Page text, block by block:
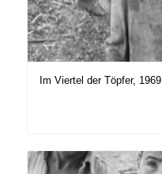
Im Viertel der Töpfer, 1969